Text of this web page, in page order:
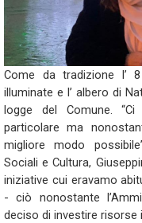
Come da tradizione l’
illuminate e l’ albero di
logge del Comune.
particolare ma
migliore modo
Sociali e Cultura,
iniziative cui eravamo
- ciò nonostante
deciso di investire risorse